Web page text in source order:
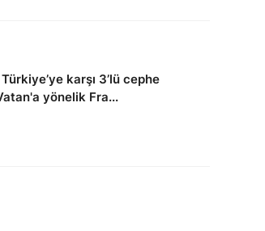
karşı 3’lü cephe
yönelik Fra...